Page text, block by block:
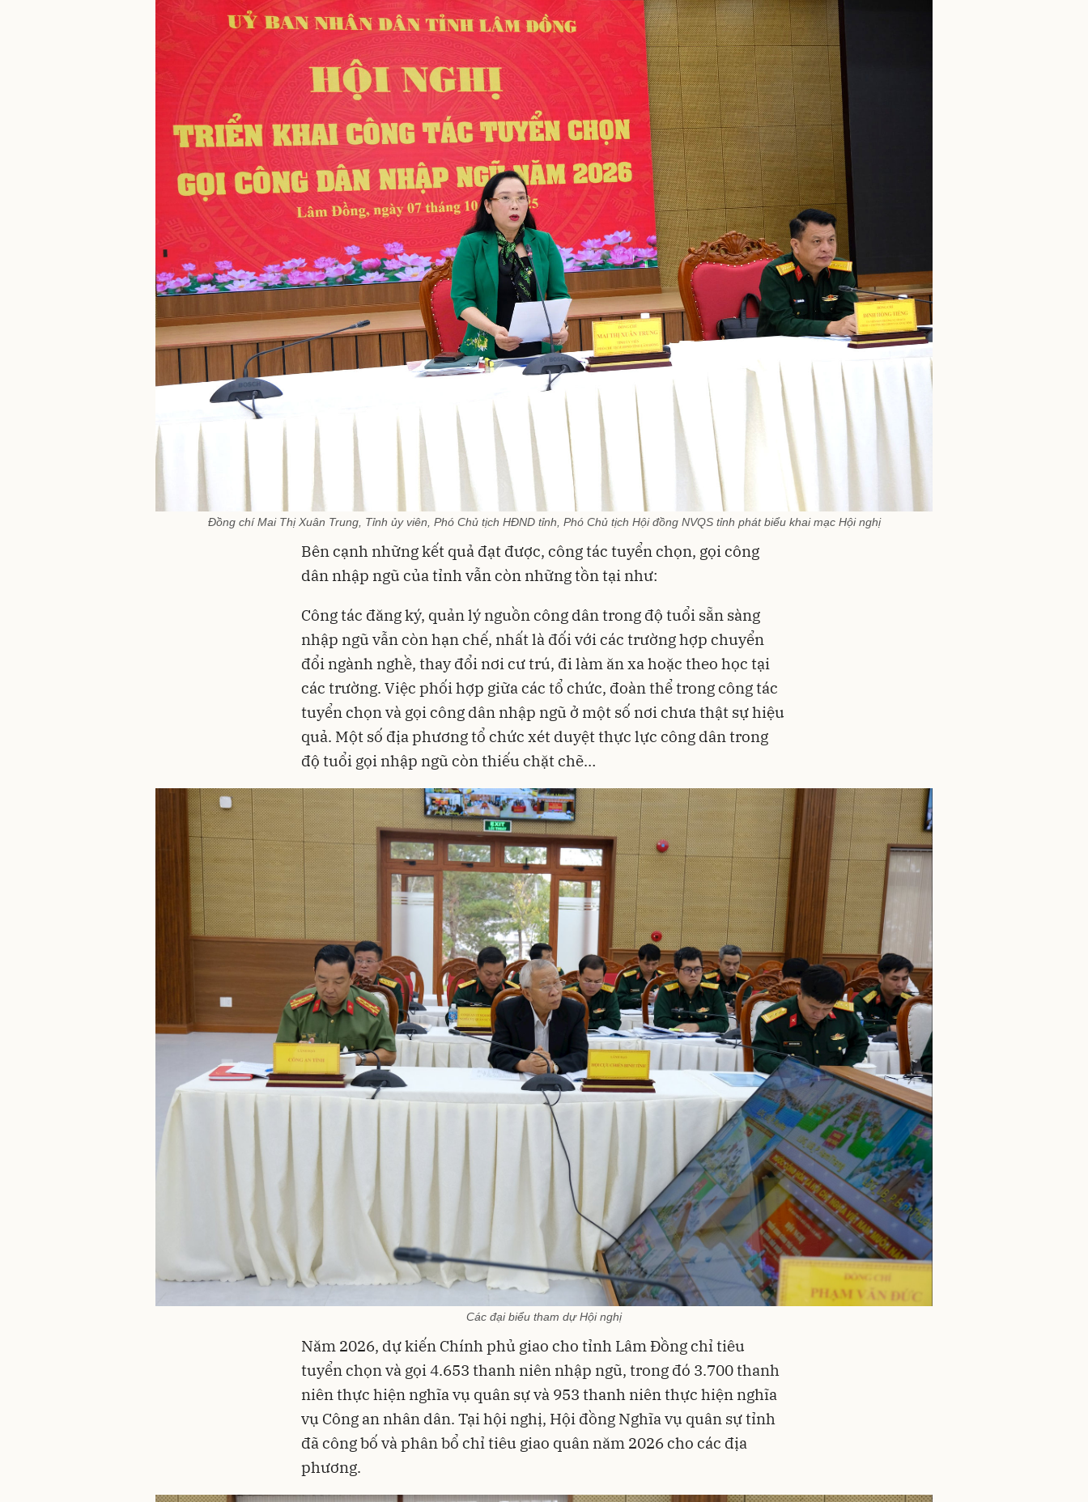
Đồng chí Mai Thị Xuân Trung, Tỉnh ủy viên, Phó Chủ tịch HĐND tỉnh, Phó Chủ tịch Hội đồng NVQS tỉnh phát biểu khai mạc Hội nghị
Bên cạnh những kết quả đạt được, công tác tuyển chọn, gọi công
dân nhập ngũ của tỉnh vẫn còn những tồn tại như:
Công tác đăng ký, quản lý nguồn công dân trong độ tuổi sẵn sàng
nhập ngũ vẫn còn hạn chế, nhất là đối với các trường hợp chuyển
đổi ngành nghề, thay đổi nơi cư trú, đi làm ăn xa hoặc theo học tại
các trường. Việc phối hợp giữa các tổ chức, đoàn thể trong công tác
tuyển chọn và gọi công dân nhập ngũ ở một số nơi chưa thật sự hiệu
quả. Một số địa phương tổ chức xét duyệt thực lực công dân trong
độ tuổi gọi nhập ngũ còn thiếu chặt chẽ…
Các đại biểu tham dự Hội nghị
Năm 2026, dự kiến Chính phủ giao cho tỉnh Lâm Đồng chỉ tiêu
tuyển chọn và gọi 4.653 thanh niên nhập ngũ, trong đó 3.700 thanh
niên thực hiện nghĩa vụ quân sự và 953 thanh niên thực hiện nghĩa
vụ Công an nhân dân. Tại hội nghị, Hội đồng Nghĩa vụ quân sự tỉnh
đã công bố và phân bổ chỉ tiêu giao quân năm 2026 cho các địa
phương.